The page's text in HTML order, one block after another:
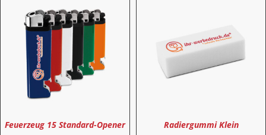
Feuerzeug 15 Standard-Opener Radiergummi Klein